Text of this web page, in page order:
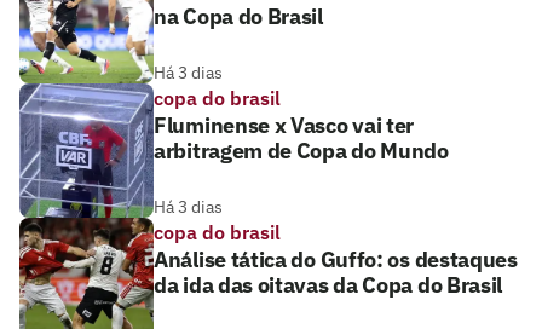
na Copa do Brasil
Há 3 dias
copa do brasil
Fluminense x Vasco vai ter
arbitragem de Copa do Mundo
Há 3 dias
copa do brasil
Análise tática do Guffo: os destaques
da ida das oitavas da Copa do Brasil